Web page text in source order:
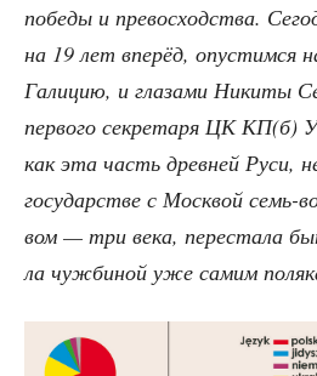
побе­ды и пре­вос­ход­ства.
на 19 лет впе­рёд, опу­стим­ся
Гали­цию, и гла­за­ми Ники­ты
пер­во­го сек­ре­та­ря ЦК КП(б)
как эта часть древ­ней Руси,
госу­дар­стве с Моск­вой семь-
вом — три века, пере­ста­ла
ла чуж­би­ной уже самим